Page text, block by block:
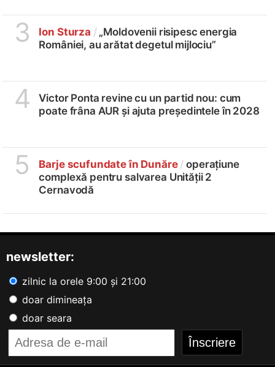
3 Ion Sturza /„Moldovenii risipesc energia
României, au arătat degetul mijlociu”
4
Victor Ponta revine cu un partid nou: cum
poate frâna AUR și ajuta președintele în 2028
5 Barje scufundate în Dunăre / operațiune
complexă pentru salvarea Unității 2
Cernavodă
newsletter:
zilnic la orele 9:00 și 21:00
doar dimineața
doar seara